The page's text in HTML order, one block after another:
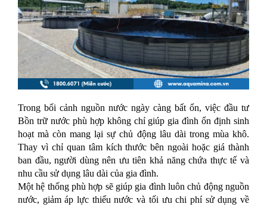
Trong bối cảnh nguồn nước ngày càng bất ổn, việc đầu tư
Bồn trữ nước phù hợp không chỉ giúp gia đình ổn định sinh
hoạt mà còn mang lại sự chủ động lâu dài trong mùa khô.
Thay vì chỉ quan tâm kích thước bên ngoài hoặc giá thành
ban đầu, người dùng nên ưu tiên khả năng chứa thực tế và
nhu cầu sử dụng lâu dài của gia đình.
Một hệ thống phù hợp sẽ giúp gia đình luôn chủ động nguồn
nước, giảm áp lực thiếu nước và tối ưu chi phí sử dụng về